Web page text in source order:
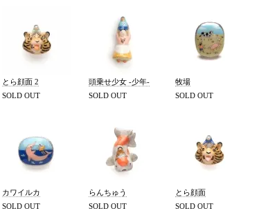
とら顔面 2
SOLD OUT
頭乗せ少女 -少年-
SOLD OUT
牧場
SOLD OUT
カワイルカ
SOLD OUT
らんちゅう
SOLD OUT
とら顔面
SOLD OUT